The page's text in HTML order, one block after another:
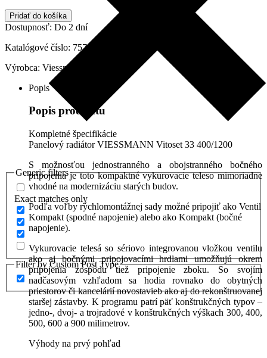
Generic filters
Exact matches only
Filter by Custom Post Type
Viessmann,
Typ
400mm/1200mm,
Pridať do košíka
Dostupnosť: Do 2 dní
Katalógové číslo: 7572448
Výrobca: Viessmann
Popis
Popis produktu
Kompletné špecifikácie
Panelový radiátor VIESSMANN Vitoset 33 400/1200
S možnosťou jednostranného a obojstranného bočného
pripojenia je toto kompaktné vykurovacie teleso mimoriadne
vhodné na modernizáciu starých budov.
Podľa voľby rýchlomontážnej sady možné pripojiť ako Ventil
Kompakt (spodné napojenie) alebo ako Kompakt (bočné
napojenie).
Vykurovacie telesá so sériovo integrovanou vložkou ventilu
ako aj bočnými pripojovacími hrdlami umožňujú okrem
pripojenia zospodu tiež pripojenie zboku. So svojím
nadčasovým vzhľadom sa hodia rovnako do obytných
priestorov či kancelárií novostavieb ako aj do rekonštruovanej
staršej zástavby. K programu patrí päť konštrukčných typov –
jedno-, dvoj- a trojradové v konštrukčných výškach 300, 400,
500, 600 a 900 milimetrov.
Výhody na prvý pohľad